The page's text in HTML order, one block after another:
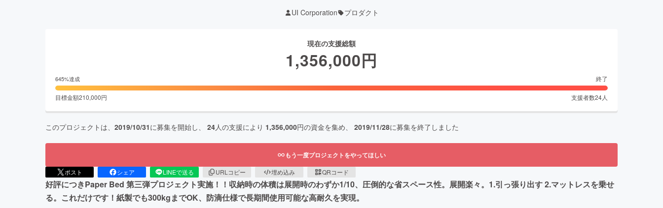
UI Corporation プロダクト
現在の支援総額
1,356,000円
645%達成 終了
目標金額210,000円 支援者数24人
このプロジェクトは、 2019/10/31に募集を開始し、 24人の支援により 1,356,000円の資金を集め、 2019/11/28に募集を終了しました
もう一度プロジェクトをやってほしい
ポスト シェア LINEで送る URLコピー 埋め込み QRコード
好評につきPaper Bed 第三弾プロジェクト実施！！収納時の体積は展開時のわずか1/10、圧倒的な省スペース性。展開楽々。1.引っ張り出す 2.マットレスを乗せ
る。これだけです！紙製でも300kgまでOK、防滴仕様で長期間使用可能な高耐久を実現。